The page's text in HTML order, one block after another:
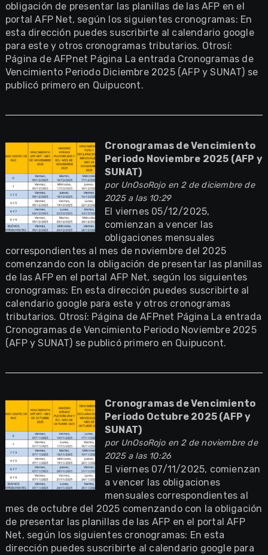
obligación de presentar las planillas de las AFP en el
portal AFP Net, según los siguientes cronogramas: En
esta dirección puedes suscribirte al calendario google
para este y otros cronogramas tributarios. Otrosí:
Página de AFPnet Página La entrada Cronogramas de
Vencimiento Periodo Diciembre 2025 (AFP y SUNAT) se
publicó primero en Quipucont.
Cronogramas de Vencimiento
Periodo Noviembre 2025 (AFP y
SUNAT)
por UnOsoRojoen 2 de diciembre de
2025 a las 10:29
El viernes 05/12/2025,
comienzan a vencer las
obligaciones mensuales
correspondientes al mes de noviembre del 2025
comenzando con la obligación de presentar las planillas
de las AFP en el portal AFP Net, según los siguientes
cronogramas: En esta dirección puedes suscribirte al
calendario google para este y otros cronogramas
tributarios. Otrosí: Página de AFPnet Página La entrada
Cronogramas de Vencimiento Periodo Noviembre 2025
(AFP y SUNAT) se publicó primero en Quipucont.
Cronogramas de Vencimiento
Periodo Octubre 2025 (AFP y
SUNAT)
por UnOsoRojoen 2 de noviembre de
2025 a las 10:26
El viernes 07/11/2025, comienzan
a vencer las obligaciones
mensuales correspondientes al
mes de octubre del 2025 comenzando con la obligación
de presentar las planillas de las AFP en el portal AFP
Net, según los siguientes cronogramas: En esta
dirección puedes suscribirte al calendario google para